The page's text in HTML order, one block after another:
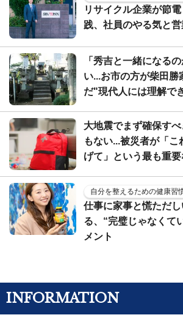
リサイクル企業が節
践、社員のやる気と営
「秀吉と一緒になる
い...お市の方が柴田勝
だ"現代人には理解で
大地震でまず確保す
もない...被災者が「
げて」という最も重
自分を整えるための健康習
仕事に家事と慌ただ
る、“完璧じゃなくて
メント
INFORMATION